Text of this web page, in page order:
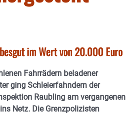
im Wert von 20.000 Euro
Fahrrädern beladener
ging Schleierfahndern der
Raubling am vergangenen
Netz. Die Grenzpolizisten